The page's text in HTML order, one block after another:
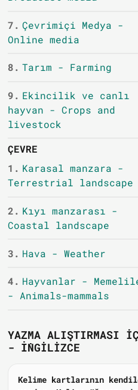
7. Çevrimiçi Medya -
Online media
8. Tarım - Farming
9. Ekincilik ve canlı
hayvan - Crops and
livestock
ÇEVRE
1. Karasal manzara -
Terrestrial landscape
2. Kıyı manzarası -
Coastal landscape
3. Hava - Weather
4. Hayvanlar -
- Animals-mammals
YAZMA ALIŞTIRMASI
- İNGILIZCE
Kelime kartlarının